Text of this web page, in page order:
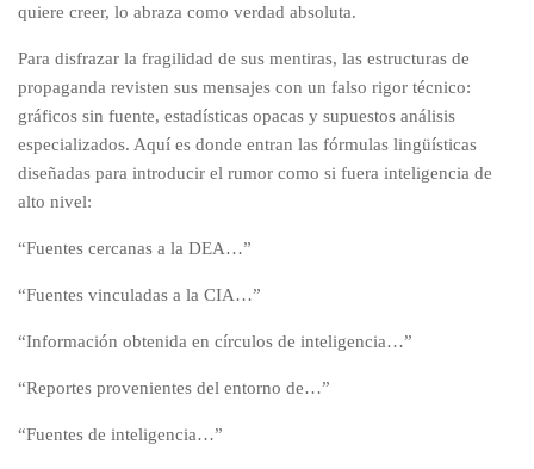
quiere creer, lo abraza como verdad absoluta.
Para disfrazar la fragilidad de sus mentiras, las estructuras de
propaganda revisten sus mensajes con un falso rigor técnico:
gráficos sin fuente, estadísticas opacas y supuestos análisis
especializados. Aquí es donde entran las fórmulas lingüísticas
diseñadas para introducir el rumor como si fuera inteligencia de
alto nivel:
“Fuentes cercanas a la DEA…”
“Fuentes vinculadas a la CIA…”
“Información obtenida en círculos de inteligencia…”
“Reportes provenientes del entorno de…”
“Fuentes de inteligencia…”